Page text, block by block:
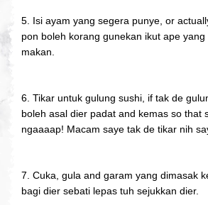
5. Isi ayam yang segera punye, or
pon boleh korang gunekan ikut ape
makan.
6. Tikar untuk gulung sushi, if tak de
boleh asal dier padat and kemas so that
ngaaaap! Macam saye tak de tikar nih
7. Cuka, gula and garam yang dimasak
bagi dier sebati lepas tuh sejukkan dier.